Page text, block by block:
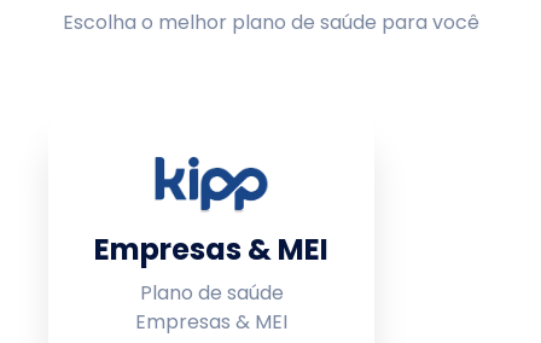
Escolha o melhor plano de saúde para você
Empresas & MEI
Plano de saúde
Empresas & MEI